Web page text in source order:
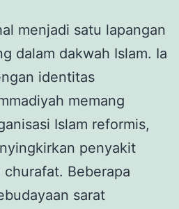
menjadi satu lapangan
dalam dakwah Islam. Ia
identitas
memang
Islam reformis,
penyakit
churafat. Beberapa
sarat